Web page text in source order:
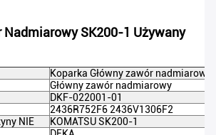
Nadmiarowy SK200-1 Używany
Koparka Główny zawór nadmiarowy
Główny zawór nadmiarowy
DKF-022001-01
2436R752F6 2436V1306F2
NIE
KOMATSU SK200-1